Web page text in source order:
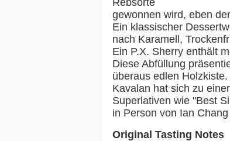
gewonnen wird, eben
Ein klassischer
nach Karamell,
Ein P.X. Sherry enthält
Diese Abfüllung
überaus edlen Holzkiste.
Kavalan hat sich zu
Superlativen wie "Best
in Person von Ian
Original Tasting Notes